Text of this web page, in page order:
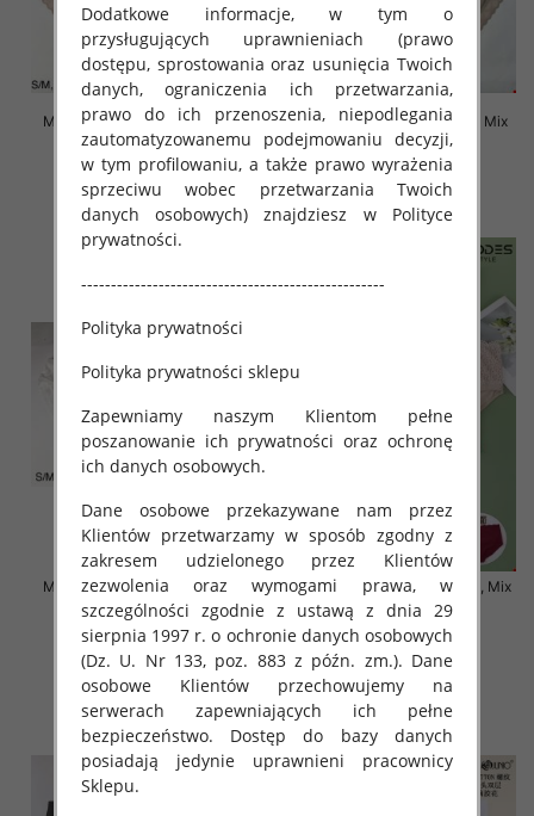
Majtki damskie Roz S-2XL, Mix
kolor Paczka 24 szt
4.80 zł
szczegóły
Majtki damskie Roz S-2XL, Mix
kolor Paczka 24 szt
4.50 zł
szczegóły
Majtki damskie Roz S-2XL, Mix
kolor Paczka 24 szt
4.50 zł
szczegóły
Majtki damskie Roz XL-4XL, Mix
kolor Paczka 24 szt
6.50 zł
szczegóły
Dodatkowe informacje, w tym o
przysługujących uprawnieniach (prawo
dostępu, sprostowania oraz usunięcia Twoich
danych, ograniczenia ich przetwarzania,
prawo do ich przenoszenia, niepodlegania
zautomatyzowanemu podejmowaniu decyzji,
w tym profilowaniu, a także prawo wyrażenia
sprzeciwu wobec przetwarzania Twoich
danych osobowych) znajdziesz w Polityce
prywatności.
---------------------------------------------------
Polityka prywatności
Polityka prywatności sklepu
Zapewniamy naszym Klientom pełne
poszanowanie ich prywatności oraz ochronę
ich danych osobowych.
Dane osobowe przekazywane nam przez
Klientów przetwarzamy w sposób zgodny z
zakresem udzielonego przez Klientów
zezwolenia oraz wymogami prawa, w
szczególności zgodnie z ustawą z dnia 29
sierpnia 1997 r. o ochronie danych osobowych
(Dz. U. Nr 133, poz. 883 z późn. zm.). Dane
osobowe Klientów przechowujemy na
serwerach zapewniających ich pełne
bezpieczeństwo. Dostęp do bazy danych
posiadają jedynie uprawnieni pracownicy
Sklepu.